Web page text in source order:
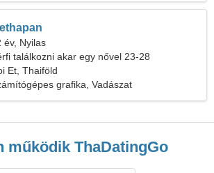
év, Nyilas
találkozni akar egy nővel 23-28
Et, Thaiföld
grafika, Vadászat
működik ThaDatingGo